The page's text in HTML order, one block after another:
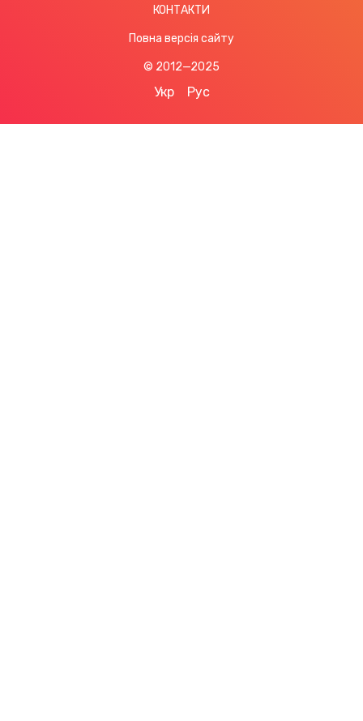
КОНТАКТИ
Повна версія сайту
© 2012—2025
Укр Рус